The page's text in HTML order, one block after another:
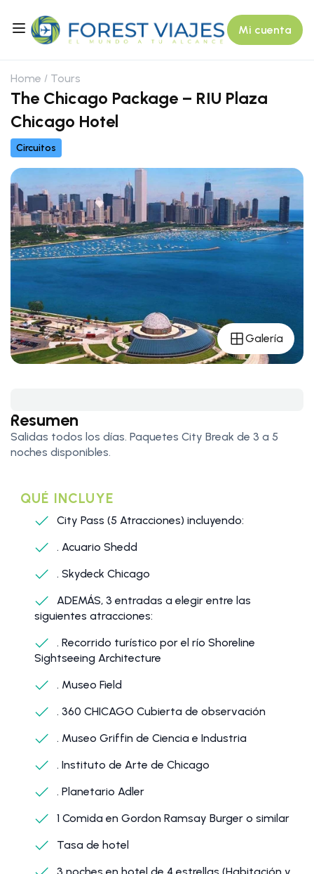
Mi cuenta
Home Tours
The Chicago Package – RIU Plaza
Chicago Hotel
Circuitos
Galería
Resumen
Salidas todos los días. Paquetes City Break de 3 a 5
noches disponibles.
QUÉ INCLUYE
City Pass (5 Atracciones) incluyendo:
. Acuario Shedd
. Skydeck Chicago
ADEMÁS, 3 entradas a elegir entre las
siguientes atracciones:
. Recorrido turístico por el río Shoreline
Sightseeing Architecture
. Museo Field
. 360 CHICAGO Cubierta de observación
. Museo Griffin de Ciencia e Industria
. Instituto de Arte de Chicago
. Planetario Adler
1 Comida en Gordon Ramsay Burger o similar
Tasa de hotel